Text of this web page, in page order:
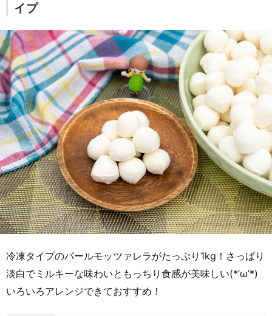
イプ
冷凍タイプのパールモッツァレラがたっぷり1kg！さっぱり
淡白でミルキーな味わいともっちり食感が美味しい(*’ω’*)
いろいろアレンジできておすすめ！